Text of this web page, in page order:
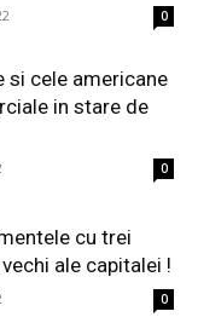
0
si cele americane
in stare de
0
cu trei
ale capitalei !
0